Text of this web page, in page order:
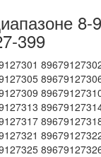
8-
399